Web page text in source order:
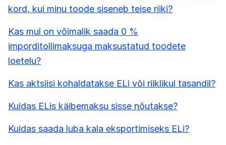
kord, kui minu toode siseneb teise riiki?
Kas mul on võimalik saada 0 %
imporditollimaksuga maksustatud toodete
loetelu?
Kas aktsiisi kohaldatakse ELi või riiklikul tasandil?
Kuidas ELis käibemaksu sisse nõutakse?
Kuidas saada luba kala eksportimiseks ELi?